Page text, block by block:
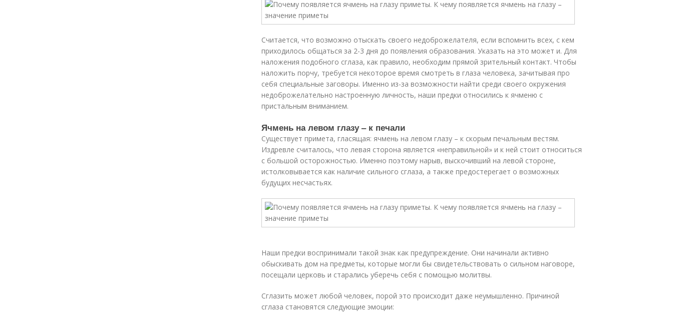
Считается, что возможно отыскать своего недоброжелателя, если вспомнить всех, с кем
приходилось общаться за 2-3 дня до появления образования. Указать на это может и. Для
наложения подобного сглаза, как правило, необходим прямой зрительный контакт. Чтобы
наложить порчу, требуется некоторое время смотреть в глаза человека, зачитывая про
себя специальные заговоры. Именно из-за возможности найти среди своего окружения
недоброжелательно настроенную личность, наши предки относились к ячменю с
пристальным вниманием.
Ячмень на левом глазу – к печали
Существует примета, гласящая: ячмень на левом глазу – к скорым печальным вестям.
Издревле считалось, что левая сторона является «неправильной» и к ней стоит относиться
с большой осторожностью. Именно поэтому нарыв, выскочивший на левой стороне,
истолковывается как наличие сильного сглаза, а также предостерегает о возможных
будущих несчастьях.
Наши предки воспринимали такой знак как предупреждение. Они начинали активно
обыскивать дом на предметы, которые могли бы свидетельствовать о сильном наговоре,
посещали церковь и старались уберечь себя с помощью молитвы.
Сглазить может любой человек, порой это происходит даже неумышленно. Причиной
сглаза становятся следующие эмоции: